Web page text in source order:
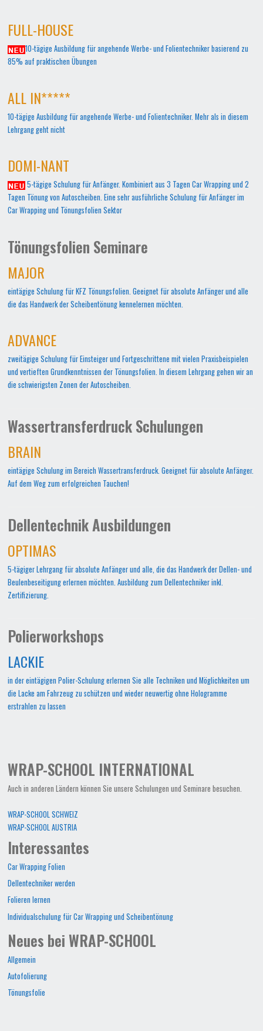
FULL-HOUSE
10-tägige Ausbildung für angehende Werbe- und Folientechniker basierend zu
85% auf praktischen Übungen
ALL IN*****
10-tägige Ausbildung für angehende Werbe- und Folientechniker. Mehr als in diesem
Lehrgang geht nicht
DOMI-NANT
5-tägige Schulung für Anfänger. Kombiniert aus 3 Tagen Car Wrapping und 2
Tagen Tönung von Autoscheiben. Eine sehr ausführliche Schulung für Anfänger im
Car Wrapping und Tönungsfolien Sektor
Tönungsfolien Seminare
MAJOR
eintägige Schulung für KFZ Tönungsfolien. Geeignet für absolute Anfänger und alle
die das Handwerk der Scheibentönung kennelernen möchten.
ADVANCE
zweitägige Schulung für Einsteiger und Fortgeschrittene mit vielen Praxisbeispielen
und vertieften Grundkenntnissen der Tönungsfolien. In diesem Lehrgang gehen wir an
die schwierigsten Zonen der Autoscheiben.
Wassertransferdruck Schulungen
BRAIN
eintägige Schulung im Bereich Wassertransferdruck. Geeignet für absolute Anfänger.
Auf dem Weg zum erfolgreichen Tauchen!
Dellentechnik Ausbildungen
OPTIMAS
5-tägiger Lehrgang für absolute Anfänger und alle, die das Handwerk der Dellen- und
Beulenbeseitigung erlernen möchten. Ausbildung zum Dellentechniker inkl.
Zertifizierung.
Polierworkshops
LACKIE
in der eintägigen Polier-Schulung erlernen Sie alle Techniken und Möglichkeiten um
die Lacke am Fahrzeug zu schützen und wieder neuwertig ohne Hologramme
erstrahlen zu lassen
WRAP-SCHOOL INTERNATIONAL
Auch in anderen Ländern können Sie unsere Schulungen und Seminare besuchen.
WRAP-SCHOOL SCHWEIZ
WRAP-SCHOOL AUSTRIA
Interessantes
Car Wrapping Folien
Dellentechniker werden
Folieren lernen
Individualschulung für Car Wrapping und Scheibentönung
Neues bei WRAP-SCHOOL
Allgemein
Autofolierung
Tönungsfolie